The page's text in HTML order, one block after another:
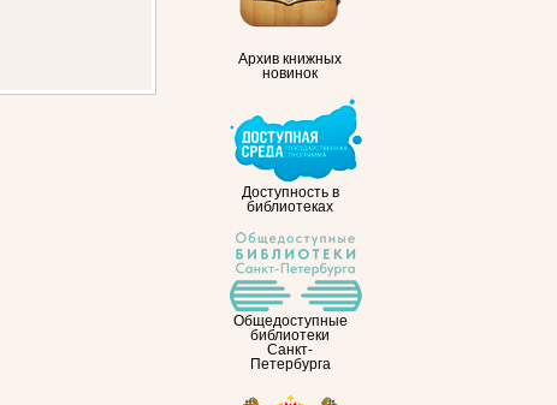
Архив книжных
новинок
Доступность в
библиотеках
Общедоступные
библиотеки
Санкт-
Петербурга